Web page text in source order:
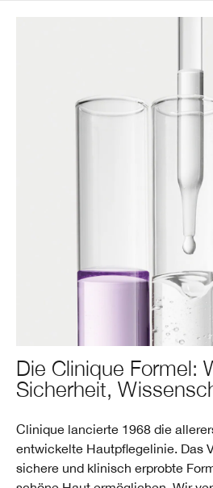
Die Clinique Formel:
Sicherheit,
Clinique lancierte 1968 die
entwickelte Hautpflegelinie. Das
sichere und klinisch erprobte